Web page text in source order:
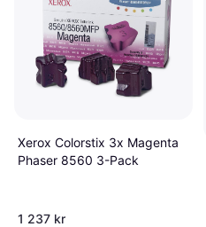
Xerox Colorstix 3x Magenta
Phaser 8560 3-Pack
1 237 kr